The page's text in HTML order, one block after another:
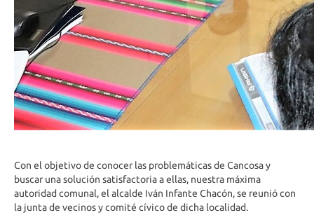
Con el objetivo de conocer las problemáticas de Cancosa y
buscar una solución satisfactoria a ellas, nuestra máxima
autoridad comunal, el alcalde Iván Infante Chacón, se reunió con
la junta de vecinos y comité cívico de dicha localidad.